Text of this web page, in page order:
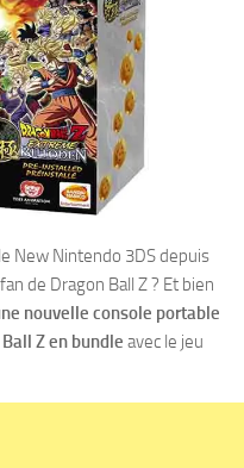
New Nintendo 3DS depuis
de Dragon Ball Z ? Et bien
nouvelle console portable
Z en bundle avec le jeu